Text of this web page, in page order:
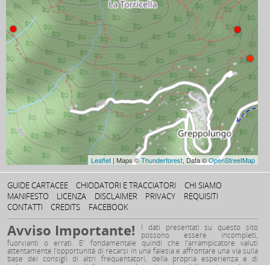
Leaflet | Maps ©Thunderforest, Data ©OpenStreetMap
GUIDE CARTACEE CHIODATORI E TRACCIATORI
CHI SIAMO
MANIFESTO
LICENZA DISCLAIMER PRIVACY
REQUISITI
CONTATTI
CREDITS FACEBOOK
Avviso Importante! I dati presentati su questo sito
possono essere incompleti,
fuorvianti o errati. E’ fondamentale quindi che l’arrampicatore valuti
attentamente l’opportunità di recarsi in una falesia e affrontare una via sulla
base dei consigli di altri frequentatori, della propria esperienza e di